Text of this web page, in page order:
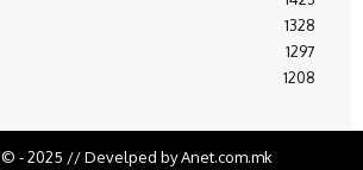
1328
1297
1208
© - 2025 // Develped by Anet.com.mk